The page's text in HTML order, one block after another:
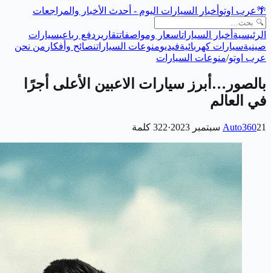
🌴عرب اوتو أخبار السيارات اليوم - أحدث الأخبار والمراجعات
الرئيسية أخبار السياراتاسعار ومواصفاتتقارير دفع رباعيسيارات
صينيةسيارات كهربائيةفيديومنوعات السياراتنصائح وأفكار من نحن
عرب اوتو/منوعات السيارات
بالصور…أبرز سيارات الاعبين الأعلى أجرًا
في العالم
Auto36021 سبتمبر 2023 ·
322 كلمة